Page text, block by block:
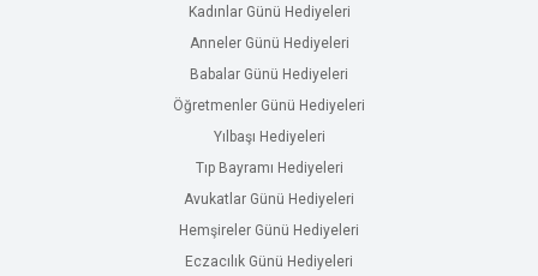
Kadınlar Günü Hediyeleri
Anneler Günü Hediyeleri
Babalar Günü Hediyeleri
Öğretmenler Günü Hediyeleri
Yılbaşı Hediyeleri
Tıp Bayramı Hediyeleri
Avukatlar Günü Hediyeleri
Hemşireler Günü Hediyeleri
Eczacılık Günü Hediyeleri